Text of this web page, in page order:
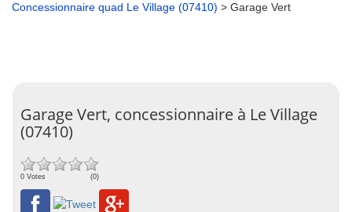
Concessionnaire quad Le Village (07410) > Garage Vert
Garage Vert, concessionnaire à Le Village
(07410)
0 Votes (0)